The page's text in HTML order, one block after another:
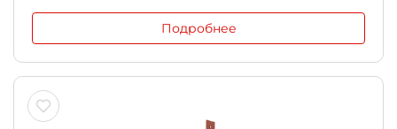
Подробнее